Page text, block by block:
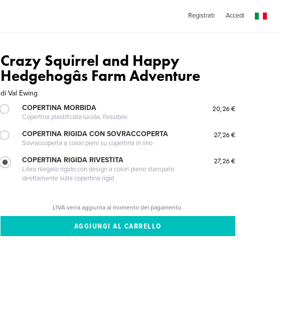
Registrati Accedi
Crazy Squirrel and Happy
Hedgehogâs Farm Adventure
di Val Ewing
COPERTINA MORBIDA
Copertina plastificata lucida, flessibile
20,26 €
COPERTINA RIGIDA CON SOVRACCOPERTA
Sovraccoperta a colori pieni su copertina in lino
27,26 €
COPERTINA RIGIDA RIVESTITA
Libro rilegato rigido con design a colori pieno stampato
direttamente sulla copertina rigid
27,26 €
L'IVA verrà aggiunta al momento del pagamento.